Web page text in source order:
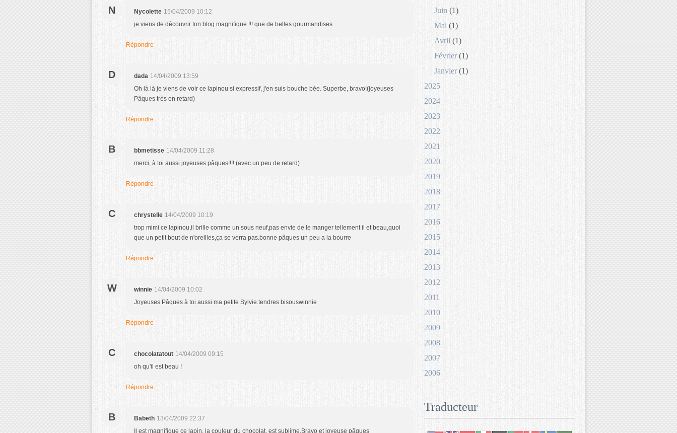
N Nycolette 15/04/2009 10:12
je viens de découvrir ton blog magnifique !!! que de belles gourmandises
Répondre
D dada 14/04/2009 13:59
Oh là là je viens de voir ce lapinou si expressif, j'en suis bouche bée. Superbe, bravo!(joyeuses
Pâques très en retard)
Répondre
B bbmetisse 14/04/2009 11:28
merci, à toi aussi joyeuses pâques!!!! (avec un peu de retard)
Répondre
C chrystelle 14/04/2009 10:19
trop mimi ce lapinou,il brille comme un sous neuf,pas envie de le manger tellement il et beau,quoi
que un petit bout de n'oreilles,ça se verra pas.bonne pâques un peu a la bourre
Répondre
W winnie 14/04/2009 10:02
Joyeuses Pâques à toi aussi ma petite Sylvie.tendres bisouswinnie
Répondre
C chocolatatout 14/04/2009 09:15
oh qu'il est beau !
Répondre
B Babeth 13/04/2009 22:37
Il est magnifique ce lapin, la couleur du chocolat, est sublime.Bravo et joyeuse pâques
Juin (1)
Mai (1)
Avril (1)
Février(1)
Janvier (1)
2025
2024
2023
2022
2021
2020
2019
2018
2017
2016
2015
2014
2013
2012
2011
2010
2009
2008
2007
2006
Traducteur